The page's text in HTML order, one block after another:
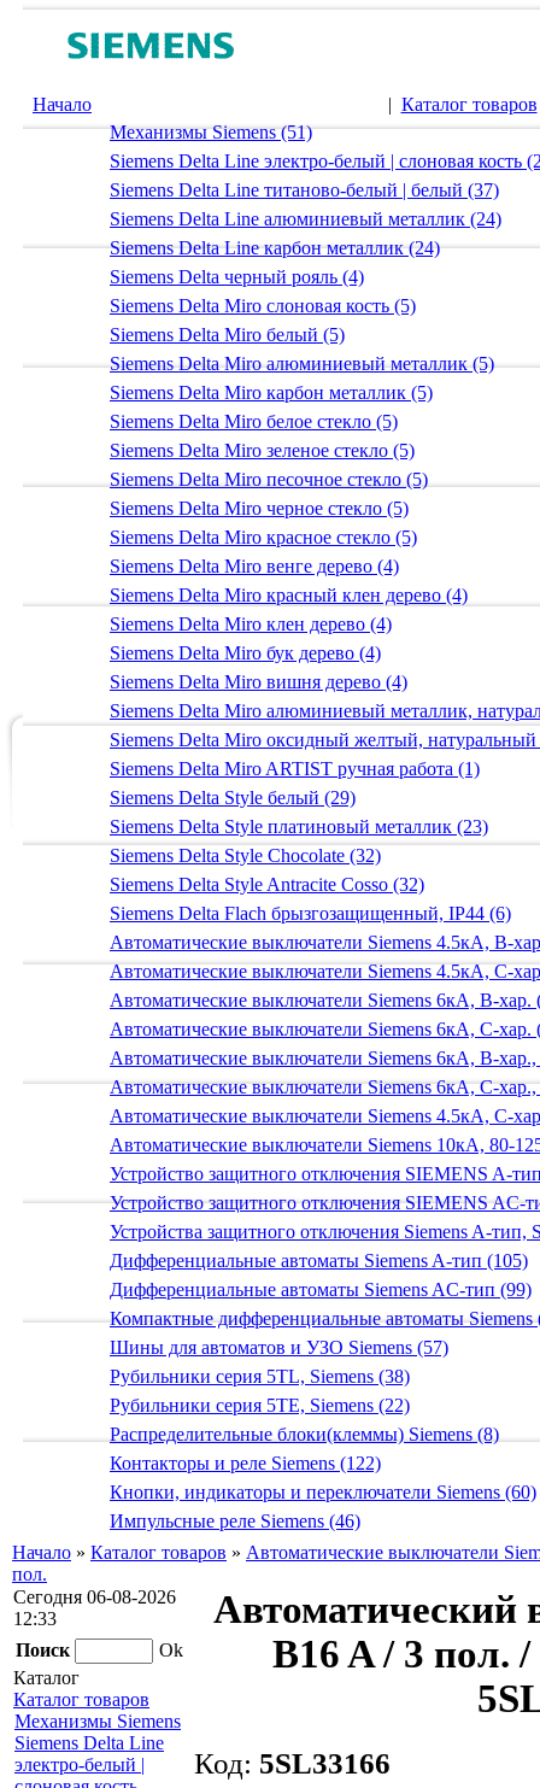
Начало | Каталог товаров
Механизмы Siemens (51)
Siemens Delta Line электро-белый | слоновая кость
Siemens Delta Line титаново-белый | белый (37)
Siemens Delta Line алюминиевый металлик (24)
Siemens Delta Line карбон металлик (24)
Siemens Delta черный рояль (4)
Siemens Delta Miro слоновая кость (5)
Siemens Delta Miro белый (5)
Siemens Delta Miro алюминиевый металлик (5)
Siemens Delta Miro карбон металлик (5)
Siemens Delta Miro белое стекло (5)
Siemens Delta Miro зеленое стекло (5)
Siemens Delta Miro песочное стекло (5)
Siemens Delta Miro черное стекло (5)
Siemens Delta Miro красное стекло (5)
Siemens Delta Miro венге дерево (4)
Siemens Delta Miro красный клен дерево (4)
Siemens Delta Miro клен дерево (4)
Siemens Delta Miro бук дерево (4)
Siemens Delta Miro вишня дерево (4)
Siemens Delta Miro алюминиевый металлик,
Siemens Delta Miro оксидный желтый,
Siemens Delta Miro ARTIST ручная работа (1)
Siemens Delta Style белый (29)
Siemens Delta Style платиновый металлик (23)
Siemens Delta Style Chocolate (32)
Siemens Delta Style Antracite Cosso (32)
Siemens Delta Flach брызгозащищенный, IP44 (6)
Автоматические выключатели Siemens 4.5кА, B-
Автоматические выключатели Siemens 4.5кА, C-
Автоматические выключатели Siemens 6кА, B-хар.
Автоматические выключатели Siemens 6кА, С-хар.
Автоматические выключатели Siemens 6кА, B-
Автоматические выключатели Siemens 6кА, C-
Автоматические выключатели Siemens 4.5кА, C-
Автоматические выключатели Siemens 10кА, 80-
Устройство защитного отключения SIEMENS A-
Устройство защитного отключения SIEMENS AС-
Устройства защитного отключения Siemens A-тип,
Дифференциальные автоматы Siemens A-тип (105)
Дифференциальные автоматы Siemens AС-тип (99)
Компактные дифференциальные автоматы Siemens
Шины для автоматов и УЗО Siemens (57)
Рубильники серия 5TL, Siemens (38)
Рубильники серия 5TE, Siemens (22)
Распределительные блоки(клеммы) Siemens (8)
Контакторы и реле Siemens (122)
Кнопки, индикаторы и переключатели Siemens (60)
Импульсные реле Siemens (46)
Начало » Каталог товаров » Автоматические выключатели
пол.
Сегодня 06-08-2026
12:33
Поиск
Ok
Каталог
Каталог товаров
Механизмы Siemens
Siemens Delta Line
электро-белый |
Автоматический
B16 A / 3 пол.
Код: 5SL33166